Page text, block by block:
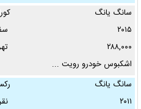
سانگ یانگ
۲۰۱۵
۲۸۸,۰۰۰
اشکبوس خودرو ️رویت ...
سانگ یانگ
۲۰۱۱